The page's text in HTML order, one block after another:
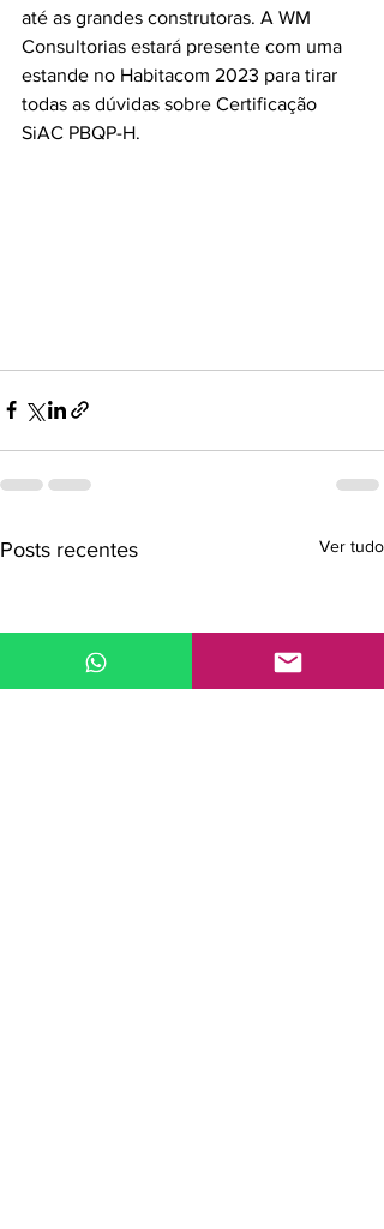
até as grandes construtoras. A WM
Consultorias estará presente com uma
estande no Habitacom 2023 para tirar
todas as dúvidas sobre Certificação
SiAC PBQP-H.
Posts recentes Ver tudo